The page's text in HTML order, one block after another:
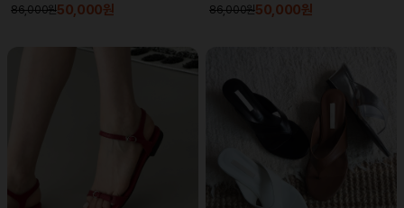
86,000원50,000원 86,000원50,000원